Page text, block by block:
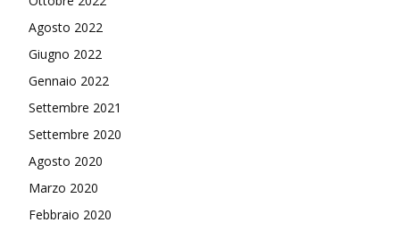
Agosto 2022
Giugno 2022
Gennaio 2022
Settembre 2021
Settembre 2020
Agosto 2020
Marzo 2020
Febbraio 2020